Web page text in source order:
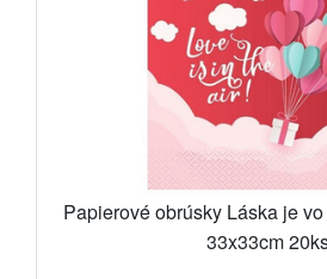
Papierové obrúsky Láska je
33x33cm